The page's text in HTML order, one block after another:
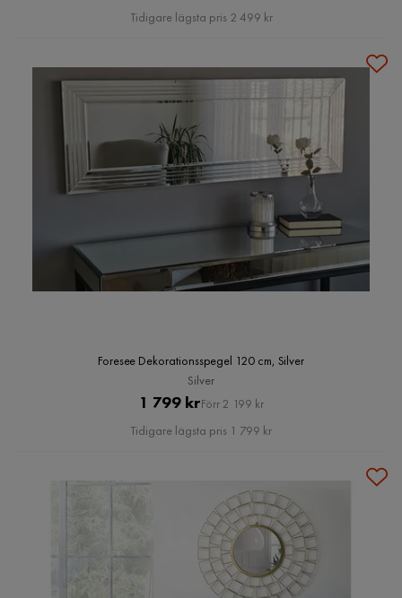
Pris
Tidigare lägsta pris 2 499 kr
Foresee Dekorationsspegel 120 cm, Silver
Silver
Pris
1 799 krOriginal
Pris
Förr 2 199 kr
Tidigare lägsta pris 1 799 kr